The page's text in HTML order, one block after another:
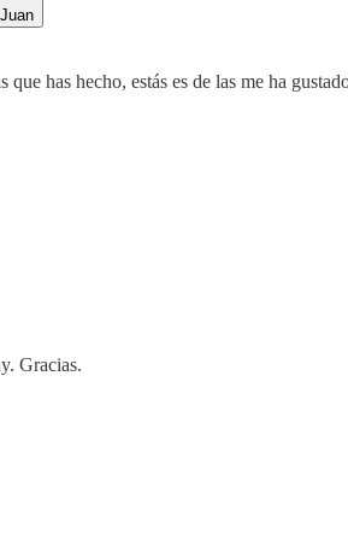
que has hecho, estás es de las me ha
Gracias.